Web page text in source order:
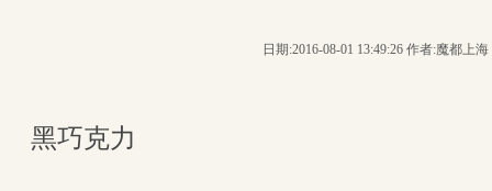
日期:2016-08-01 13:49:26 作者:魔都上海
黑巧克力